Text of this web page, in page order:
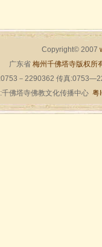
Copyright© 2007
广东省 梅州千佛塔寺版权所
－2290362 传真
佛塔寺佛教文化传播中心 粤